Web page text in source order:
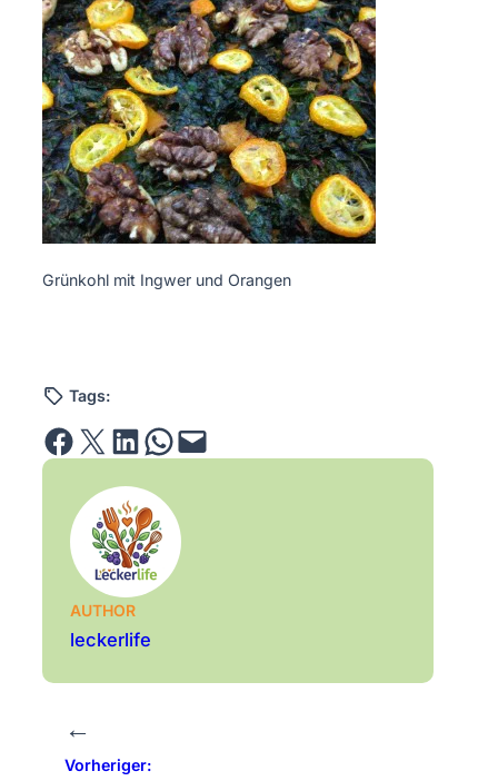
Grünkohl mit Ingwer und Orangen
Tags:
Share on Facebook Email this Page Share on LinkedIn Share on WhatsApp Email this Page
AUTHOR
leckerlife
←
Vorheriger: